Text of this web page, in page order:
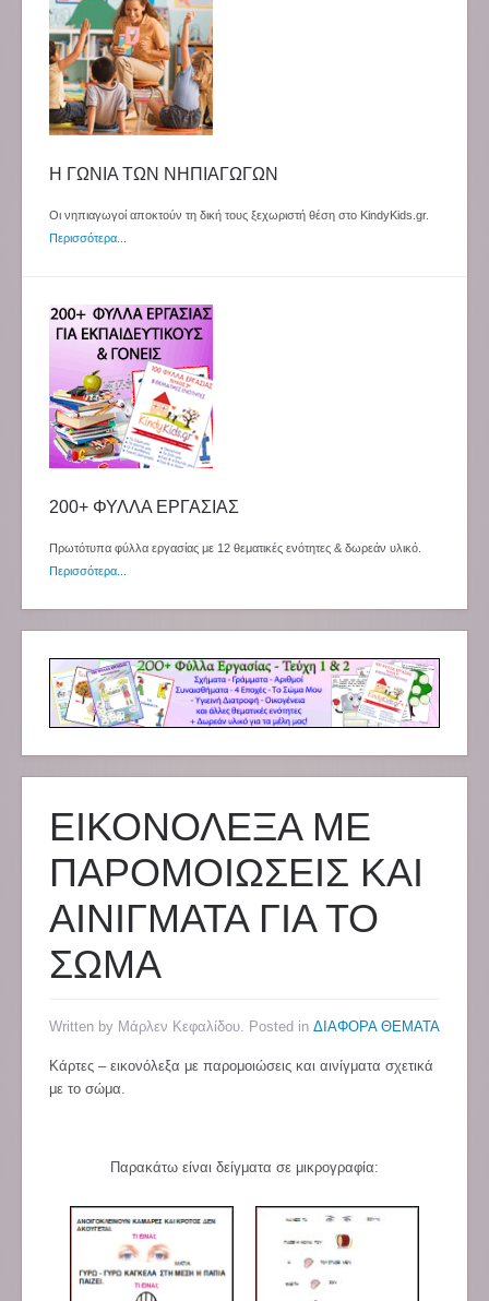
Η ΓΩΝΙΑ ΤΩΝ ΝΗΠΙΑΓΩΓΩΝ
Οι νηπιαγωγοί αποκτούν τη δική τους ξεχωριστή θέση στο KindyKids.gr.
Περισσότερα...
200+ ΦΥΛΛΑ ΕΡΓΑΣΙΑΣ
Πρωτότυπα φύλλα εργασίας με 12 θεματικές ενότητες & δωρεάν υλικό.
Περισσότερα...
ΕΙΚΟΝΟΛΕΞΑ ΜΕ
ΠΑΡΟΜΟΙΩΣΕΙΣ ΚΑΙ
ΑΙΝΙΓΜΑΤΑ ΓΙΑ ΤΟ
ΣΩΜΑ
Written by Μάρλεν Κεφαλίδου. Posted in ΔΙΑΦΟΡΑ ΘΕΜΑΤΑ
Κάρτες – εικονόλεξα με παρομοιώσεις και αινίγματα σχετικά
με το σώμα.
Παρακάτω είναι δείγματα σε μικρογραφία: